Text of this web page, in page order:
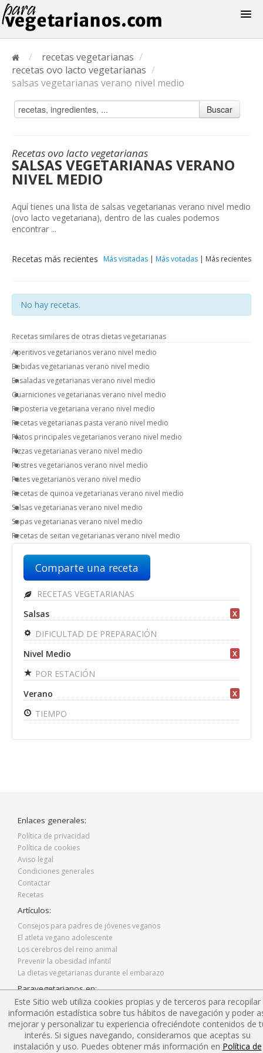
/ recetas vegetarianas /
recetas ovo lacto vegetarianas /
salsas vegetarianas verano nivel medio
Buscar
Recetas ovo lacto vegetarianas
SALSAS VEGETARIANAS VERANO
NIVEL MEDIO
Aquí tienes una lista de salsas vegetarianas verano nivel medio
(ovo lacto vegetariana), dentro de las cuales podemos
encontrar ...
Recetas más recientes Más visitadas | Más votadas | Más recientes
No hay recetas.
Recetas similares de otras dietas vegetarianas
Aperitivos vegetarianos verano nivel medio
Bebidas vegetarianas verano nivel medio
Ensaladas vegetarianas verano nivel medio
Guarniciones vegetarianas verano nivel medio
Reposteria vegetariana verano nivel medio
Recetas vegetarianas pasta verano nivel medio
Platos principales vegetarianos verano nivel medio
Pizzas vegetarianas verano nivel medio
Postres vegetarianos verano nivel medio
Pates vegetarianos verano nivel medio
Recetas de quinoa vegetarianas verano nivel medio
Salsas vegetarianas verano nivel medio
Sopas vegetarianas verano nivel medio
Recetas de seitan vegetarianas verano nivel medio
Comparte una receta
RECETAS VEGETARIANAS
Salsas
X
DIFICULTAD DE PREPARACIÓN
Nivel Medio
X
POR ESTACIÓN
Verano
X
TIEMPO
Enlaces generales:
Política de privacidad
Política de cookies
Aviso legal
Condiciones generales
Contactar
Recetas
Artículos:
Consejos para padres de jóvenes veganos
El atleta vegano adolescente
Los cerebros del reino animal
Prevenir la obesidad infantil
La dietas vegetarianas durante el embarazo
Paravegetarianos en:
Facebook
Twitter
Instagram
Blog
Este Sitio web utiliza cookies propias y de terceros para recopilar
información estadística sobre tus hábitos de navegación y poder
mejorar y personalizar tu experiencia ofreciéndote contenidos de
interés. Si sigues navegando, consideramos que aceptas su
instalación y uso. Puedes obtener más información en Política de